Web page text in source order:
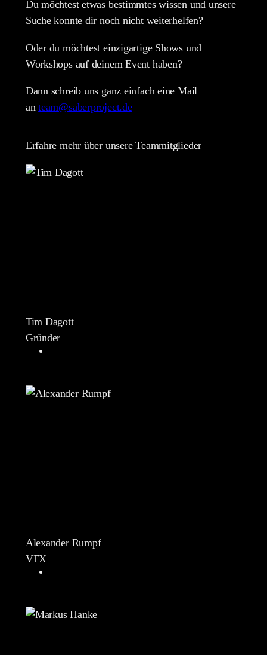
Du möchtest etwas bestimmtes wissen und unsere
Suche konnte dir noch nicht weiterhelfen?
Oder du möchtest einzigartige Shows und
Workshops auf deinem Event haben?
Dann schreib uns ganz einfach eine Mail
anteam@saberproject.de
Erfahre mehr über unsere Teammitglieder
Tim Dagott
Gründer
Alexander Rumpf
VFX